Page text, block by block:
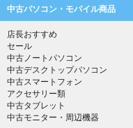
中古パソコン・モバイル商品
店長おすすめ
セール
中古ノートパソコン
中古デスクトップパソコン
中古スマートフォン
アクセサリー類
中古タブレット
中古モニター・周辺機器